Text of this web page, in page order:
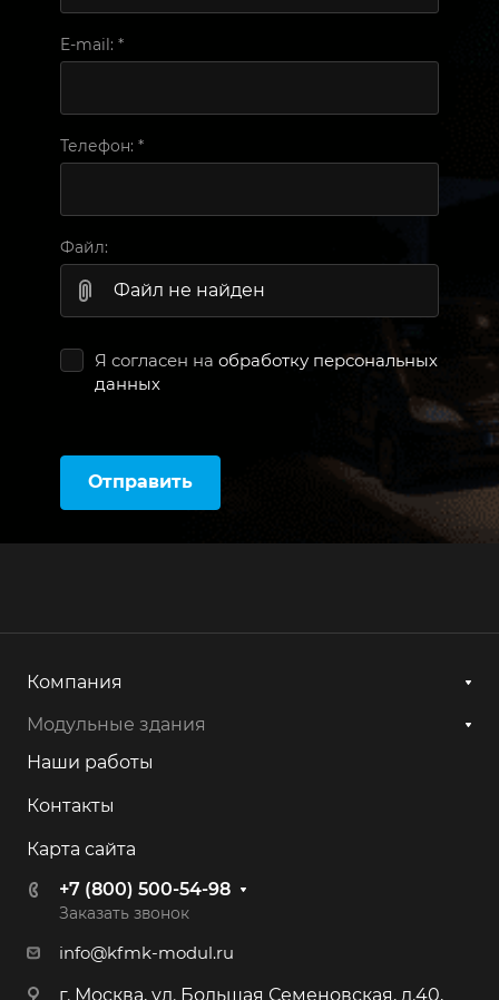
E-mail: *
Телефон: *
Файл:
Файл не найден
Я согласен на обработку персональных
данных
Отправить
Компания
Модульные здания
Наши работы
Контакты
Карта сайта
+7 (800) 500-54-98
Заказать звонок
info@kfmk-modul.ru
г. Москва, ул. Большая Семеновская, д.40,